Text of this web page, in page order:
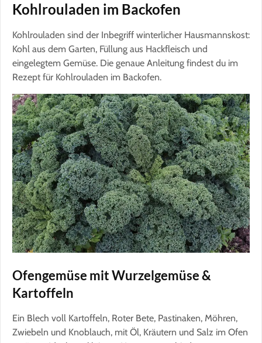
Kohlrouladen im Backofen
Kohlrouladen sind der Inbegriff winterlicher Hausmannskost:
Kohl aus dem Garten, Füllung aus Hackfleisch und
eingelegtem Gemüse. Die genaue Anleitung findest du im
Rezept für Kohlrouladen im Backofen.
Ofengemüse mit Wurzelgemüse &
Kartoffeln
Ein Blech voll Kartoffeln, Roter Bete, Pastinaken, Möhren,
Zwiebeln und Knoblauch, mit Öl, Kräutern und Salz im Ofen